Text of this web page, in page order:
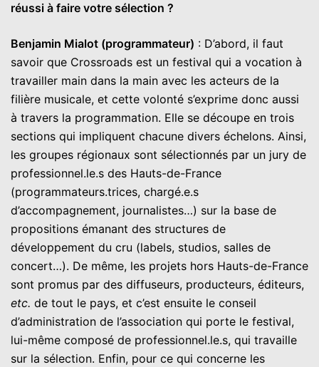
réussi à faire votre sélection ?
Benjamin Mialot (programmateur) : D’abord, il faut
savoir que Crossroads est un festival qui a vocation à
travailler main dans la main avec les acteurs de la
filière musicale, et cette volonté s’exprime donc aussi
à travers la programmation. Elle se découpe en trois
sections qui impliquent chacune divers échelons. Ainsi,
les groupes régionaux sont sélectionnés par un jury de
professionnel.le.s des Hauts-de-France
(programmateurs.trices, chargé.e.s
d’accompagnement, journalistes…) sur la base de
propositions émanant des structures de
développement du cru (labels, studios, salles de
concert…). De même, les projets hors Hauts-de-France
sont promus par des diffuseurs, producteurs, éditeurs,
etc. de tout le pays, et c’est ensuite le conseil
d’administration de l’association qui porte le festival,
lui-même composé de professionnel.le.s, qui travaille
sur la sélection. Enfin, pour ce qui concerne les